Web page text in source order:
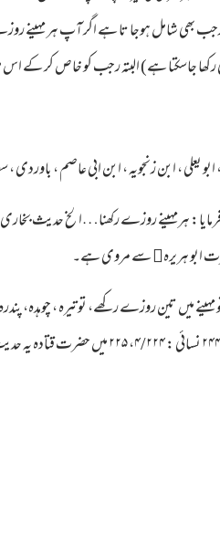
جاسکتا ہے) البتہ رجب کو خاص کر کے اس